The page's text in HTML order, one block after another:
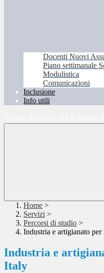
Docenti Nuovi
Piano settimanale
Modulistica
Comunicazioni
Inclusione
Info utili
Home >
Servizi >
Percorsi di studio >
Industria e artigianato
Industria e
Italy